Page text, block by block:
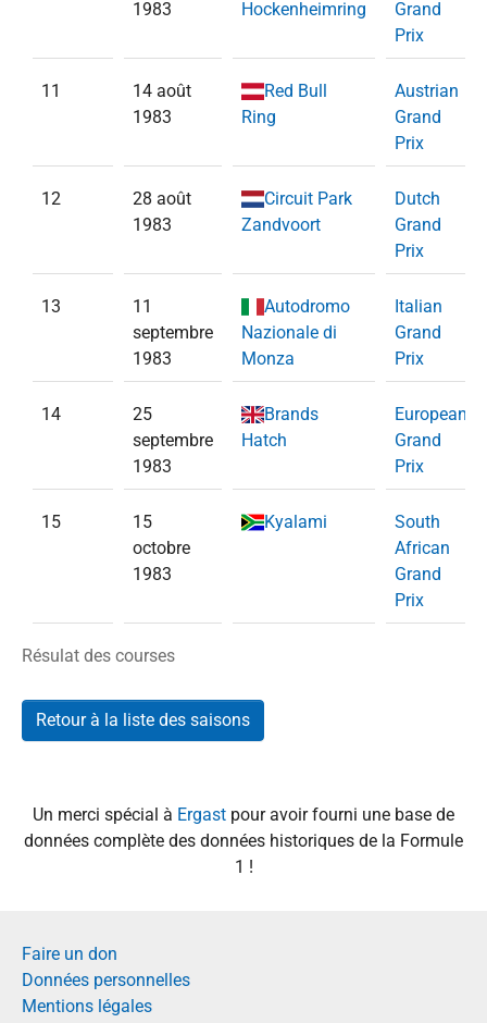
Résulat des courses
1983
Hockenheimring
Grand
Prix
11
14 août
1983
Red Bull
Ring
Austrian
Grand
Prix
12
28 août
1983
Circuit Park
Zandvoort
Dutch
Grand
Prix
13
11
septembre
1983
Autodromo
Nazionale di
Monza
Italian
Grand
Prix
14
25
septembre
1983
Brands
Hatch
European
Grand
Prix
15
15
octobre
1983
Kyalami
South
African
Grand
Prix
Retour à la liste des saisons
Un merci spécial à Ergast pour avoir fourni une base de
données complète des données historiques de la Formule
1 !
Faire un don
Données personnelles
Mentions légales